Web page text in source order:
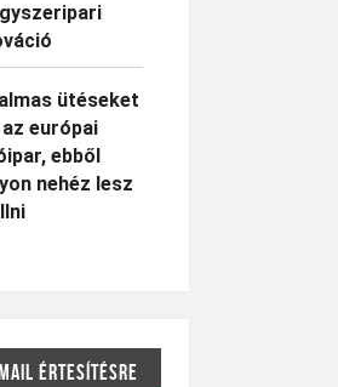
ütéseket
az európai
ebből
nehéz lesz
ÉRTESÍTÉSRE